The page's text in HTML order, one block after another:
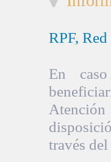
RPF,
En
través